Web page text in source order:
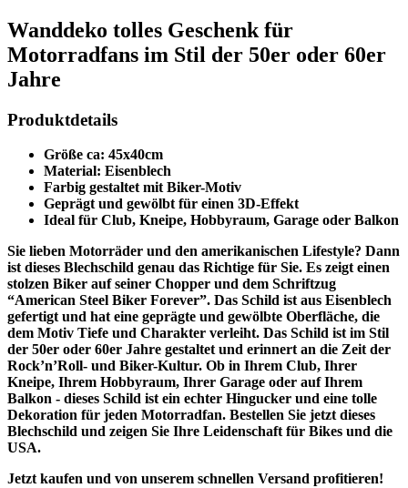
Wanddeko tolles Geschenk für
Motorradfans im Stil der 50er oder 60er
Jahre
Produktdetails
Größe ca: 45x40cm
Material: Eisenblech
Farbig gestaltet mit Biker-Motiv
Geprägt und gewölbt für einen 3D-Effekt
Ideal für Club, Kneipe, Hobbyraum, Garage oder Balkon
Sie lieben Motorräder und den amerikanischen Lifestyle? Dann
ist dieses Blechschild genau das Richtige für Sie. Es zeigt einen
stolzen Biker auf seiner Chopper und dem Schriftzug
“American Steel Biker Forever”. Das Schild ist aus Eisenblech
gefertigt und hat eine geprägte und gewölbte Oberfläche, die
dem Motiv Tiefe und Charakter verleiht. Das Schild ist im Stil
der 50er oder 60er Jahre gestaltet und erinnert an die Zeit der
Rock’n’Roll- und Biker-Kultur. Ob in Ihrem Club, Ihrer
Kneipe, Ihrem Hobbyraum, Ihrer Garage oder auf Ihrem
Balkon - dieses Schild ist ein echter Hingucker und eine tolle
Dekoration für jeden Motorradfan. Bestellen Sie jetzt dieses
Blechschild und zeigen Sie Ihre Leidenschaft für Bikes und die
USA.
Jetzt kaufen und von unserem schnellen Versand profitieren!